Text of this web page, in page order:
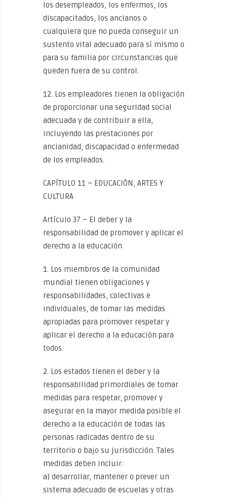
los desempleados, los enfermos, los
discapacitados, los ancianos o
cualquiera que no pueda conseguir un
sustento vital adecuado para sí mismo o
para su familia por circunstancias que
queden fuera de su control.
12. Los empleadores tienen la obligación
de proporcionar una seguridad social
adecuada y de contribuir a ella,
incluyendo las prestaciones por
ancianidad, discapacidad o enfermedad
de los empleados.
CAPÍTULO 11 – EDUCACIÓN, ARTES Y
CULTURA
Artículo 37 – El deber y la
responsabilidad de promover y aplicar el
derecho a la educación
1. Los miembros de la comunidad
mundial tienen obligaciones y
responsabilidades, colectivas e
individuales, de tomar las medidas
apropiadas para promover respetar y
aplicar el derecho a la educación para
todos.
2. Los estados tienen el deber y la
responsabilidad primordiales de tomar
medidas para respetar, promover y
asegurar en la mayor medida posible el
derecho a la educación de todas las
personas radicadas dentro de su
territorio o bajo su jurisdicción. Tales
medidas deben incluir:
a) desarrollar, mantener o prever un
sistema adecuado de escuelas y otras